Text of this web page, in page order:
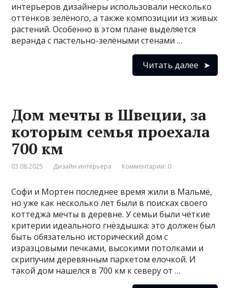
интерьеров дизайнеры использовали несколько
оттенков зелёного, а также композиции из живых
растений. Особенно в этом плане выделяется
веранда с пастельно-зелёными стенами …
Читать далее
Дом мечты в Швеции, за
которым семья проехала
700 км
03.08.2025 Дизайн интерьера Комментарии: 0
Софи и Мортен последнее время жили в Мальмё,
но уже как несколько лет были в поисках своего
коттеджа мечты в деревне. У семьи были чёткие
критерии идеального гнёздышка: это должен был
быть обязательно исторический дом с
изразцовыми печками, высокими потолками и
скрипучим деревянным паркетом елочкой. И
такой дом нашелся в 700 км к северу от …